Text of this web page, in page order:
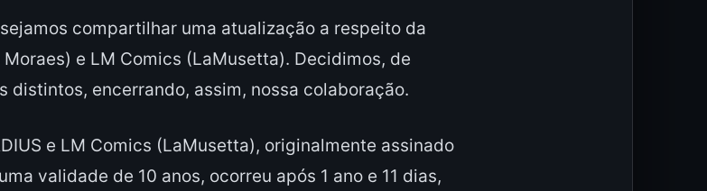
compartilhar uma atualização a respeito da
e LM Comics (LaMusetta). Decidimos, de
distintos, encerrando, assim, nossa colaboração.
e LM Comics (LaMusetta), originalmente assinado
validade de 10 anos, ocorreu após 1 ano e 11 dias,